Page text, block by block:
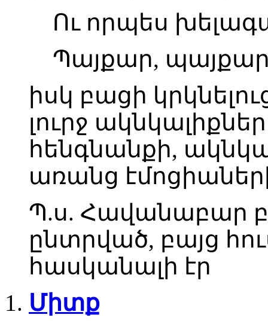
Ու որպես
Պայքար, պայքար
իսկ բացի
լուրջ
հենգնանքի,
առանց
Պ.ս. Հավանաբար
ընտրված, բայց
հասկանալի էր
Միտք